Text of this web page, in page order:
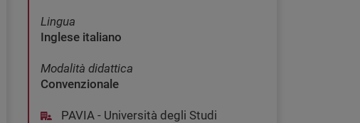
Lingua
Inglese italiano
Modalità didattica
Convenzionale
PAVIA - Università degli Studi